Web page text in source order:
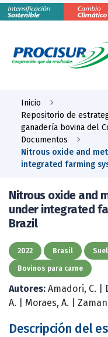
Inicio
Repositorio de
ganadería bovina del
Documentos
Nitrous oxide and
integrated farming
Nitrous oxide and
under integrated
Brazil
2022 Brasil
Bovinos para carne
Autores: Amadori, C.
A.
Moraes, A.
Descripción del